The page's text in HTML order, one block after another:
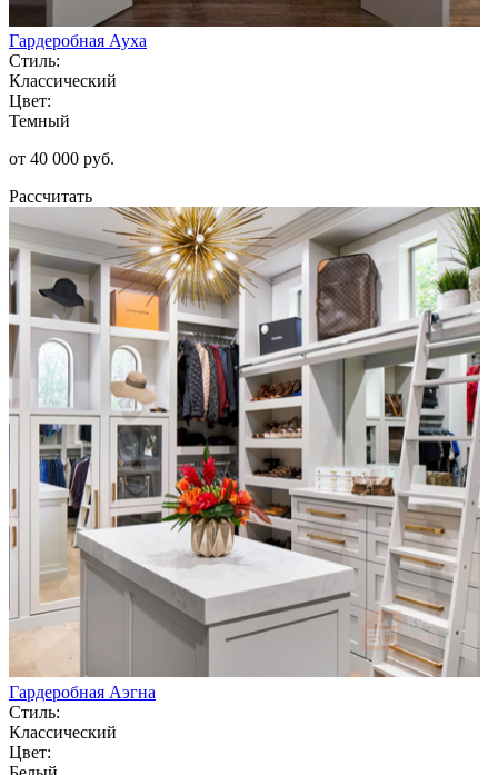
Гардеробная Ауха
Стиль:
Классический
Цвет:
Темный
от 40 000 руб.
Рассчитать
Гардеробная Аэгна
Стиль:
Классический
Цвет: